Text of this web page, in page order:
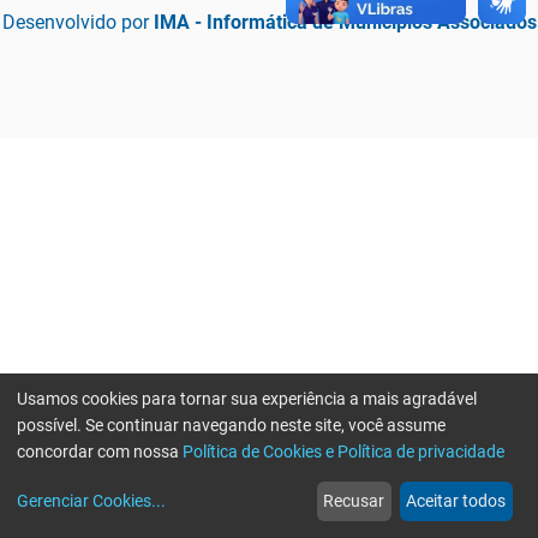
Desenvolvido por IMA - Informática de Municípios Associados
web
Notícias
more_horiz
Mais
Usamos cookies para tornar sua experiência a mais agradável
possível. Se continuar navegando neste site, você assume
concordar com nossa Política de Cookies e Política de privacidade
Gerenciar Cookies... Recusar Aceitar todos
Erro ao enviar informações, por favor tente novamente